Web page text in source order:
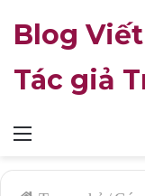
Mục
Blog
Tác giả